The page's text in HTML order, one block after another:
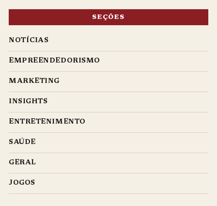
SEÇÕES
NOTÍCIAS
EMPREENDEDORISMO
MARKETING
INSIGHTS
ENTRETENIMENTO
SAÚDE
GERAL
JOGOS